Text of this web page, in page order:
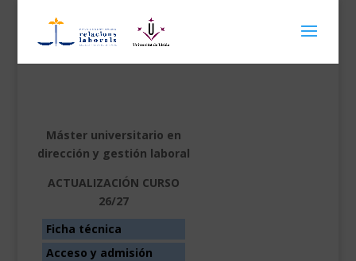
Máster universitario en
dirección y gestión laboral
ACTUALIZACIÓN CURSO
26/27
Ficha técnica
Acceso y admisión